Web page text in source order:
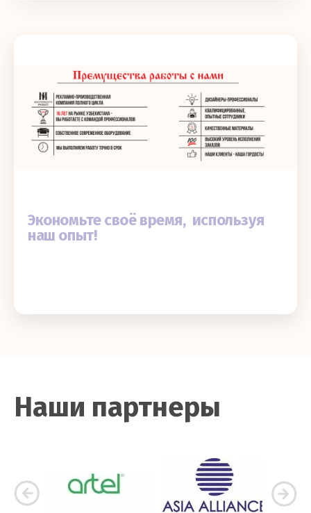
Экономьте своё время, используя
наш опыт!
Наши партнеры